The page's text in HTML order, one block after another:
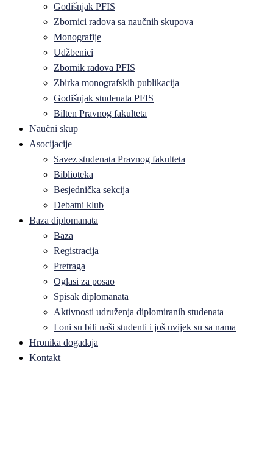
Godišnjak PFIS
Zbornici radova sa naučnih skupova
Monografije
Udžbenici
Zbornik radova PFIS
Zbirka monografskih publikacija
Godišnjak studenata PFIS
Bilten Pravnog fakulteta
Naučni skup
Asocijacije
Savez studenata Pravnog fakulteta
Biblioteka
Besjednička sekcija
Debatni klub
Baza diplomanata
Baza
Registracija
Pretraga
Oglasi za posao
Spisak diplomanata
Aktivnosti udruženja diplomiranih studenata
I oni su bili naši studenti i još uvijek su sa nama
Hronika događaja
Kontakt